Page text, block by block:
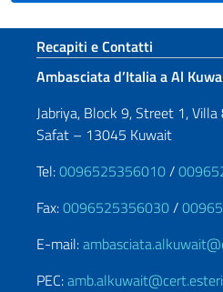
Sezione footer
Recapiti e Contatti
Ambasciata d’Italia a Al
Jabriya, Block 9, Street 1,
Safat – 13045 Kuwait
Tel:0096525356010/
Fax:0096525356030/
E-mail:
PEC: